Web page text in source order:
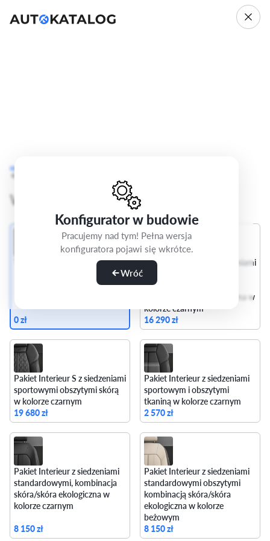
Konfigurator w budowie
Pracujemy nad tym! Pełna wersja
konfiguratora pojawi się wkrótce.
Wróć
Audi A3
S Line
Wybierz wnętrze
0 zł
Pakiet Interieur S z siedzeniami
kombinacją mikrofibra
Dinamica/skóra ekologiczna w
kolorze czarnym
16 290 zł
Pakiet Interieur S z siedzeniami
sportowymi obszytymi skórą
w kolorze czarnym
19 680 zł
Pakiet Interieur z siedzeniami
sportowym i obszytymi
tkaniną w kolorze czarnym
2 570 zł
Pakiet Interieur z siedzeniami
standardowymi, kombinacja
skóra/skóra ekologiczna w
kolorze czarnym
8 150 zł
Pakiet Interieur z siedzeniami
standardowymi obszytymi
kombinacją skóra/skóra
ekologiczna w kolorze
beżowym
8 150 zł